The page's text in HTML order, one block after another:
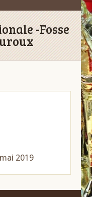
-Fosse
2019